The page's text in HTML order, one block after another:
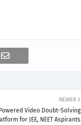
NEWER
Video Doubt-Solving
for JEE, NEET Aspirants